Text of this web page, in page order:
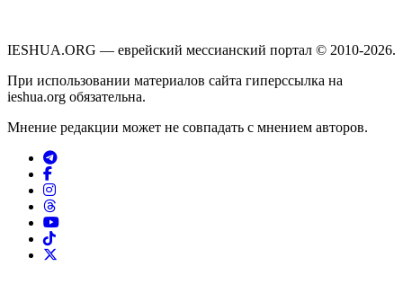
IESHUA.ORG — еврейский мессианский портал © 2010-2026.
При использовании материалов сайта гиперссылка на
ieshua.org обязательна.
Мнение редакции может не совпадать с мнением авторов.